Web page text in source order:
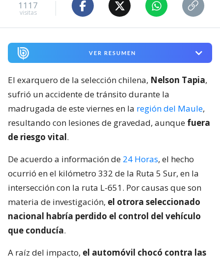
1117
visitas
VER RESUMEN
El exarquero de la selección chilena, Nelson Tapia,
sufrió un accidente de tránsito durante la
madrugada de este viernes en la región del Maule,
resultando con lesiones de gravedad, aunque fuera
de riesgo vital.
De acuerdo a información de 24 Horas, el hecho
ocurrió en el kilómetro 332 de la Ruta 5 Sur, en la
intersección con la ruta L-651. Por causas que son
materia de investigación, el otrora seleccionado
nacional habría perdido el control del vehículo
que conducía.
A raíz del impacto, el automóvil chocó contra las